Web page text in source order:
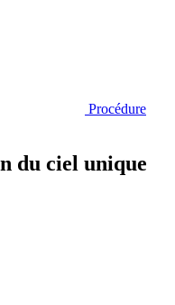
Procédure
du ciel unique